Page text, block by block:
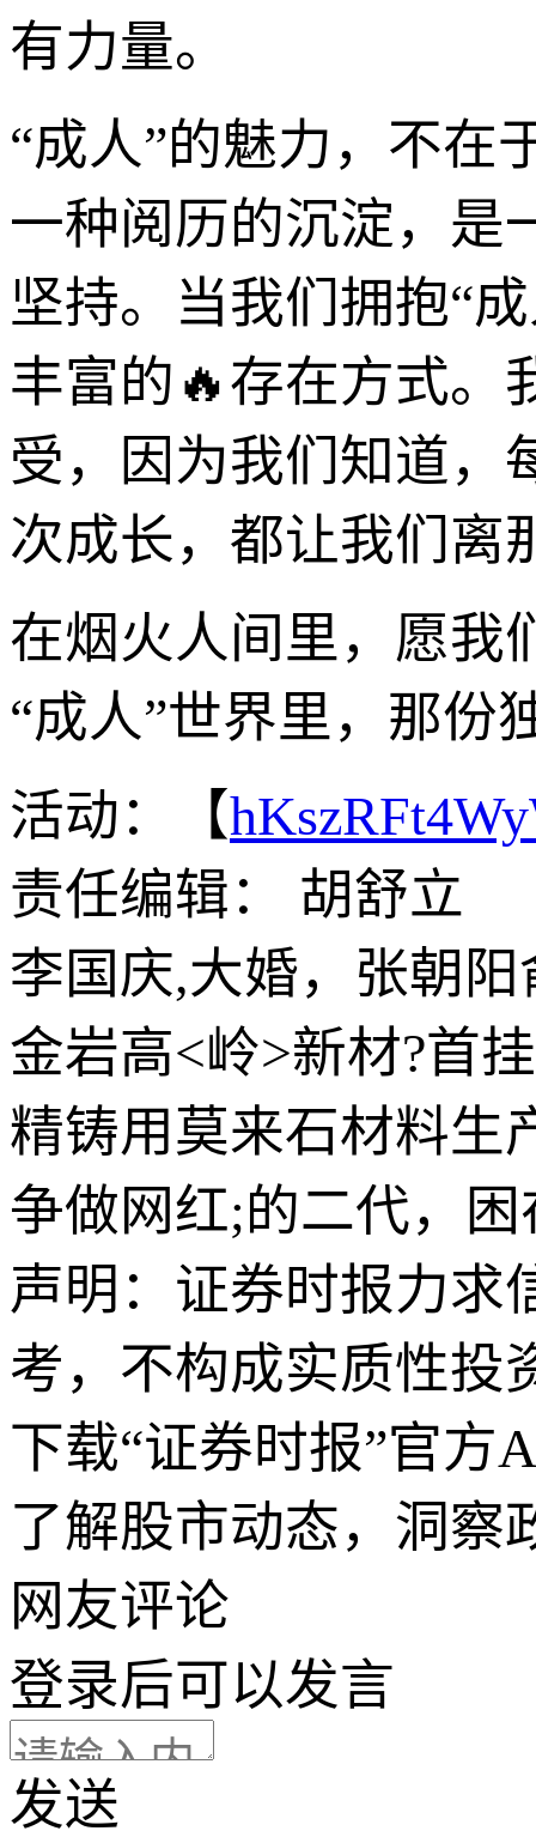
有力量。
“成人”的魅力，不在
一种阅历的沉淀，是
坚持。当我们拥抱“
丰富的🔥存在方式。
受，因为我们知道，
次成长，都让我们离
在烟火人间里，愿我
“成人”世界里，那份
活动：【
责任编辑： 胡舒立
李国庆,大婚，张朝
金岩高<岭>新材?首
精铸用莫来石材料生
争做网红;的二代，
声明：证券时报力求
考，不构成实质性投
下载“证券时报”官方
了解股市动态，洞察
网友评论
登录后可以发言
发送